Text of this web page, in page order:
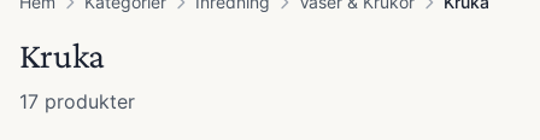
Kruka
17 produkter